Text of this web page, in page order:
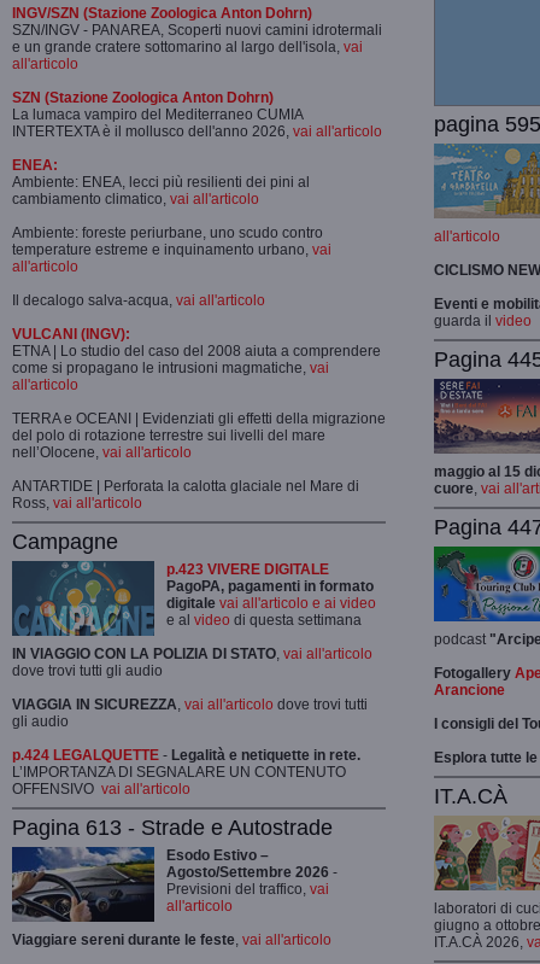
INGV/SZN (Stazione Zoologica Anton Dohrn)
SZN/INGV - PANAREA, Scoperti nuovi camini idrotermali
e un grande cratere sottomarino al largo dell'isola, vai
all'articolo
SZN (Stazione Zoologica Anton Dohrn)
La lumaca vampiro del Mediterraneo CUMIA
INTERTEXTA è il mollusco dell'anno 2026, vai all'articolo
ENEA:
Ambiente: ENEA, lecci più resilienti dei pini al
cambiamento climatico, vai all'articolo
Ambiente: foreste periurbane, uno scudo contro
temperature estreme e inquinamento urbano, vai
all'articolo
Il decalogo salva-acqua, vai all'articolo
VULCANI (INGV):
ETNA | Lo studio del caso del 2008 aiuta a comprendere
come si propagano le intrusioni magmatiche, vai
all'articolo
TERRA e OCEANI | Evidenziati gli effetti della migrazione
del polo di rotazione terrestre sui livelli del mare
nell’Olocene, vai all'articolo
ANTARTIDE | Perforata la calotta glaciale nel Mare di
Ross, vai all'articolo
Campagne
p.423 VIVERE DIGITALE
PagoPA, pagamenti in formato
digitale vai all'articolo e ai video
e al video di questa settimana
IN VIAGGIO CON LA POLIZIA DI STATO, vai all'articolo
dove trovi tutti gli audio
VIAGGIA IN SICUREZZA, vai all'articolo dove trovi tutti
gli audio
p.424 LEGALQUETTE - Legalità e netiquette in rete.
L’IMPORTANZA DI SEGNALARE UN CONTENUTO
OFFENSIVO vai all'articolo
Pagina 613 - Strade e Autostrade
Esodo Estivo –
Agosto/Settembre 2026 -
Previsioni del traffico, vai
all'articolo
Viaggiare sereni durante le feste, vai all'articolo
pagina
all'articolo
CICLISMO
Eventi e
guarda il video
Pagina
maggio al 15
cuore, vai
Pagina
podcast
Fotogallery
Arancione
I consigli del
Esplora tutte
IT.A.CÀ
laboratori di
giugno a
IT.A.CÀ 2026,